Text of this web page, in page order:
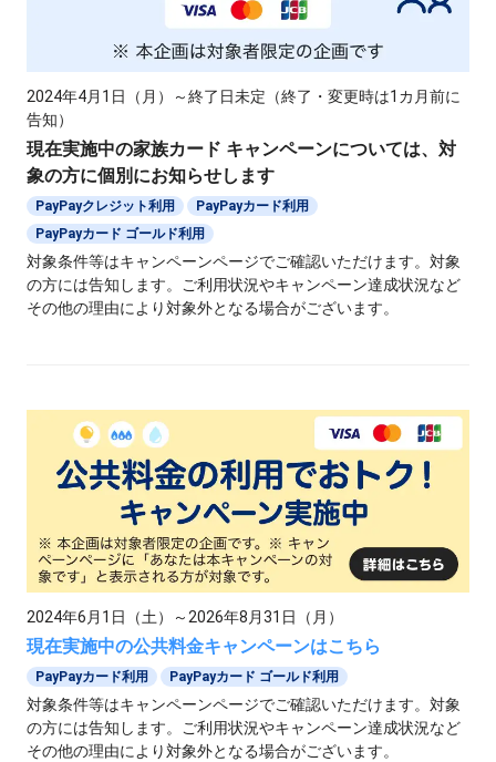
2024年4月1日（月）～終了日未定（終了・変更時は1カ月前に
告知）
現在実施中の家族カード キャンペーンについては、対
象の方に個別にお知らせします
PayPayクレジット利用
PayPayカード利用
PayPayカード ゴールド利用
対象条件等はキャンペーンページでご確認いただけます。対象
の方には告知します。ご利用状況やキャンペーン達成状況など
その他の理由により対象外となる場合がございます。
2024年6月1日（土）～2026年8月31日（月）
現在実施中の公共料金キャンペーンはこちら
PayPayカード利用 PayPayカード ゴールド利用
対象条件等はキャンペーンページでご確認いただけます。対象
の方には告知します。ご利用状況やキャンペーン達成状況など
その他の理由により対象外となる場合がございます。